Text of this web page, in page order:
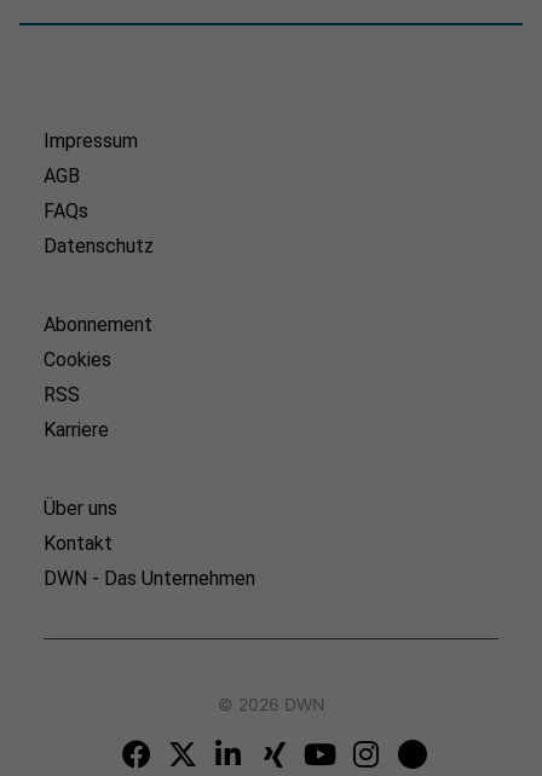
Impressum
AGB
FAQs
Datenschutz
Abonnement
Cookies
RSS
Karriere
Über uns
Kontakt
DWN - Das Unternehmen
© 2026 DWN